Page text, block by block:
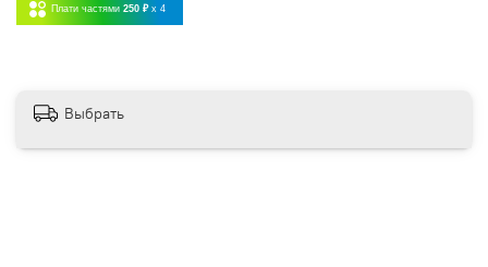
Плати частями 250 ₽ x 4
Выбрать